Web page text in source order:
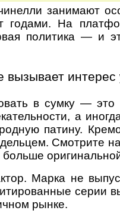
занимают
годами. На
политика — и
интерес
в сумку —
а
патину.
Смотрите
Марка не
серии
рынке.